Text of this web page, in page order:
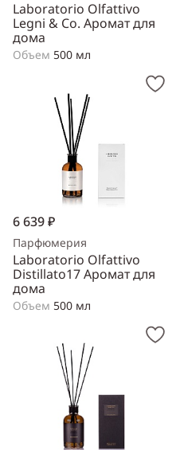
Laboratorio Olfattivo
Legni & Co. Аромат для
дома
Объем 500 мл
6 639 ₽
Парфюмерия
Laboratorio Olfattivo
Distillato17 Аромат для
дома
Объем 500 мл